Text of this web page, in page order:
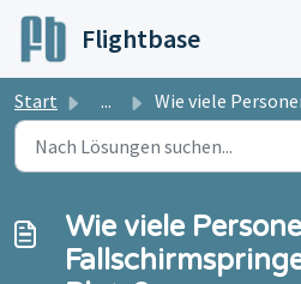
Zum hauptsächlichen Inhalt
Flightbase
Start ... Wie viele Personen haben beim Fallschirmspringen im
Wie viele